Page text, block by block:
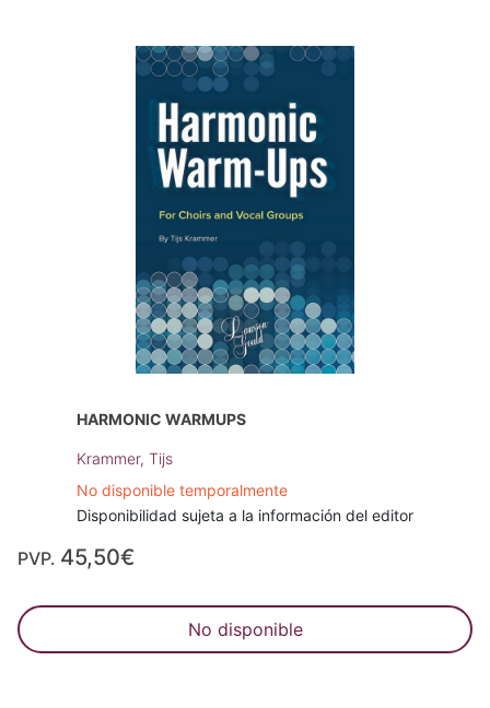
HARMONIC WARMUPS
Krammer, Tijs
No disponible temporalmente
Disponibilidad sujeta a la información del editor
PVP. 45,50€
No disponible